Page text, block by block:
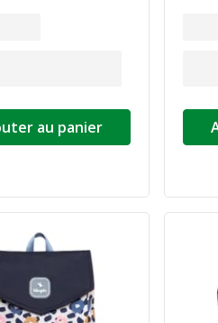
au panier